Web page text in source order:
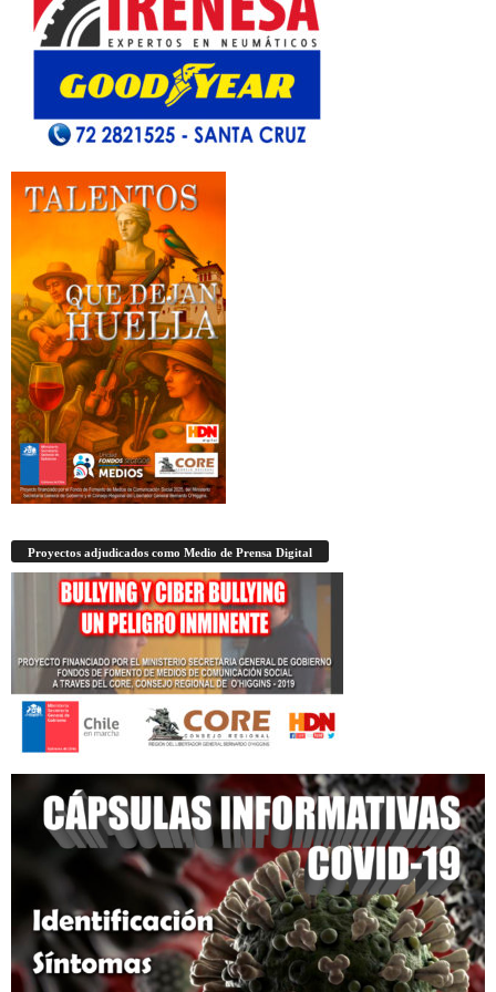
Proyectos adjudicados como Medio de Prensa Digital